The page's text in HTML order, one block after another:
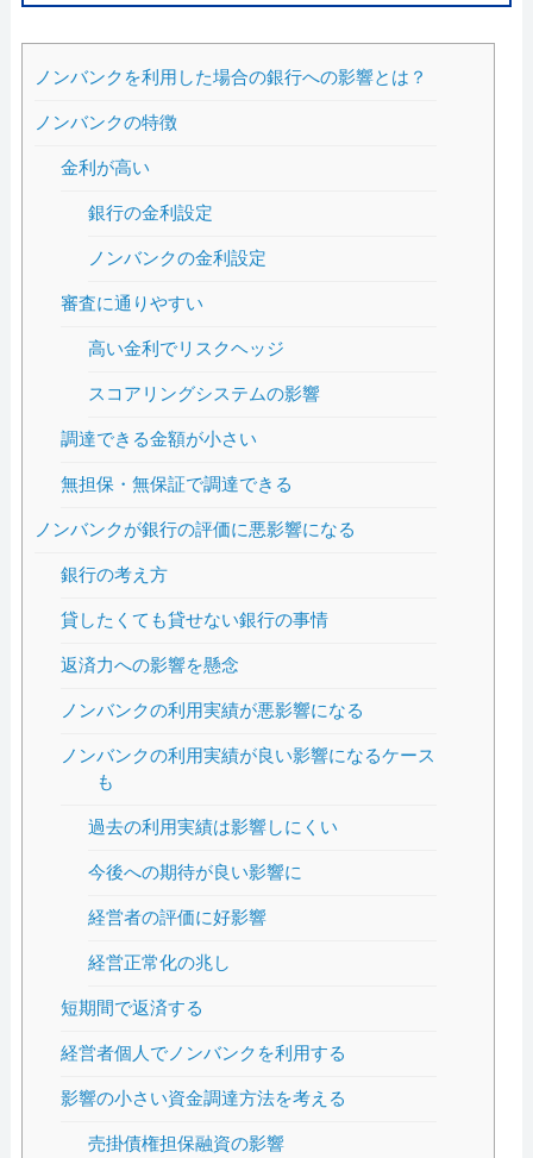
ノンバンクを利用した場合の銀行への影響とは？
ノンバンクの特徴
金利が高い
銀行の金利設定
ノンバンクの金利設定
審査に通りやすい
高い金利でリスクヘッジ
スコアリングシステムの影響
調達できる金額が小さい
無担保・無保証で調達できる
ノンバンクが銀行の評価に悪影響になる
銀行の考え方
貸したくても貸せない銀行の事情
返済力への影響を懸念
ノンバンクの利用実績が悪影響になる
ノンバンクの利用実績が良い影響になるケース
も
過去の利用実績は影響しにくい
今後への期待が良い影響に
経営者の評価に好影響
経営正常化の兆し
短期間で返済する
経営者個人でノンバンクを利用する
影響の小さい資金調達方法を考える
売掛債権担保融資の影響